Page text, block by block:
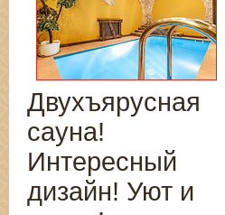
Двухъярусная
сауна!
Интересный
дизайн! Уют и